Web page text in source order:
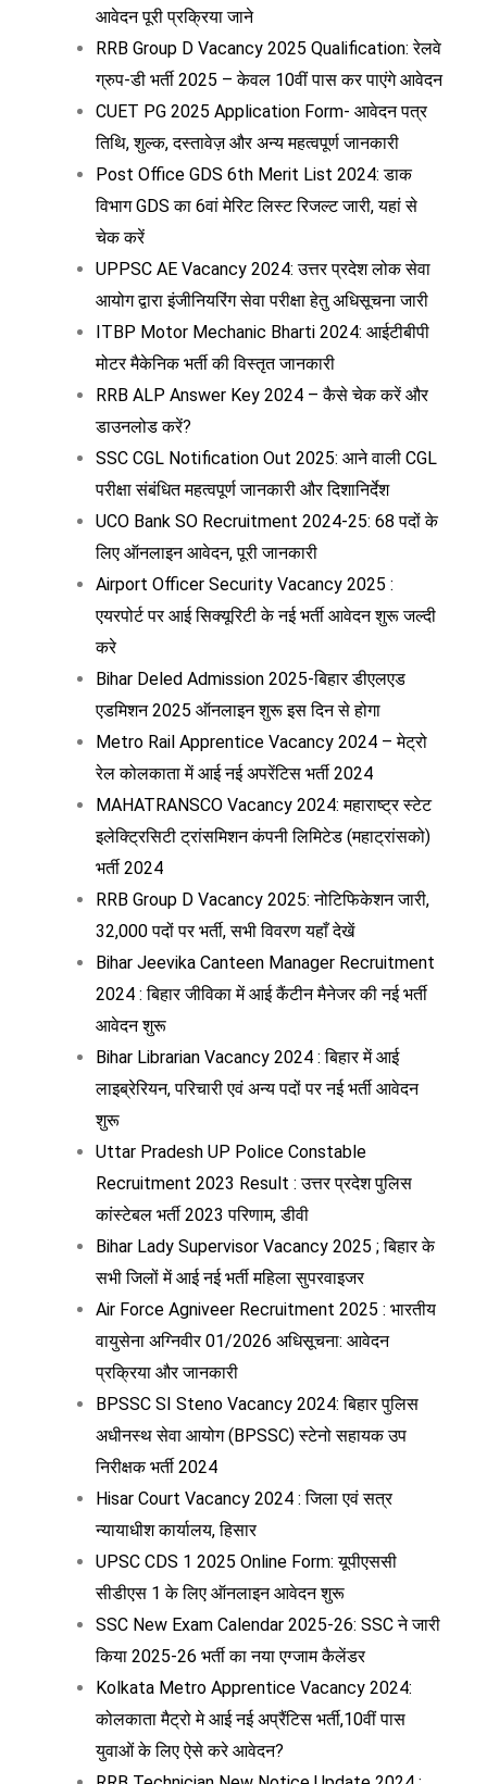
आवेदन पूरी प्रक्रिया जाने
RRB Group D Vacancy 2025 Qualification: रेलवे
ग्रुप-डी भर्ती 2025 – केवल 10वीं पास कर पाएंगे आवेदन
CUET PG 2025 Application Form- आवेदन पत्र
तिथि, शुल्क, दस्तावेज़ और अन्य महत्वपूर्ण जानकारी
Post Office GDS 6th Merit List 2024: डाक
विभाग GDS का 6वां मेरिट लिस्ट रिजल्ट जारी, यहां से
चेक करें
UPPSC AE Vacancy 2024: उत्तर प्रदेश लोक सेवा
आयोग द्वारा इंजीनियरिंग सेवा परीक्षा हेतु अधिसूचना जारी
ITBP Motor Mechanic Bharti 2024: आईटीबीपी
मोटर मैकेनिक भर्ती की विस्तृत जानकारी
RRB ALP Answer Key 2024 – कैसे चेक करें और
डाउनलोड करें?
SSC CGL Notification Out 2025: आने वाली CGL
परीक्षा संबंधित महत्वपूर्ण जानकारी और दिशानिर्देश
UCO Bank SO Recruitment 2024-25: 68 पदों के
लिए ऑनलाइन आवेदन, पूरी जानकारी
Airport Officer Security Vacancy 2025 :
एयरपोर्ट पर आई सिक्यूरिटी के नई भर्ती आवेदन शुरू जल्दी
करे
Bihar Deled Admission 2025-बिहार डीएलएड
एडमिशन 2025 ऑनलाइन शुरू इस दिन से होगा
Metro Rail Apprentice Vacancy 2024 – मेट्रो
रेल कोलकाता में आई नई अपरेंटिस भर्ती 2024
MAHATRANSCO Vacancy 2024: महाराष्ट्र स्टेट
इलेक्ट्रिसिटी ट्रांसमिशन कंपनी लिमिटेड (महाट्रांसको)
भर्ती 2024
RRB Group D Vacancy 2025: नोटिफिकेशन जारी,
32,000 पदों पर भर्ती, सभी विवरण यहाँ देखें
Bihar Jeevika Canteen Manager Recruitment
2024 : बिहार जीविका में आई कैंटीन मैनेजर की नई भर्ती
आवेदन शुरू
Bihar Librarian Vacancy 2024 : बिहार में आई
लाइब्रेरियन, परिचारी एवं अन्य पदों पर नई भर्ती आवेदन
शुरू
Uttar Pradesh UP Police Constable
Recruitment 2023 Result : उत्तर प्रदेश पुलिस
कांस्टेबल भर्ती 2023 परिणाम, डीवी
Bihar Lady Supervisor Vacancy 2025 ; बिहार के
सभी जिलों में आई नई भर्ती महिला सुपरवाइजर
Air Force Agniveer Recruitment 2025 : भारतीय
वायुसेना अग्निवीर 01/2026 अधिसूचना: आवेदन
प्रक्रिया और जानकारी
BPSSC SI Steno Vacancy 2024: बिहार पुलिस
अधीनस्थ सेवा आयोग (BPSSC) स्टेनो सहायक उप
निरीक्षक भर्ती 2024
Hisar Court Vacancy 2024 : जिला एवं सत्र
न्यायाधीश कार्यालय, हिसार
UPSC CDS 1 2025 Online Form: यूपीएससी
सीडीएस 1 के लिए ऑनलाइन आवेदन शुरू
SSC New Exam Calendar 2025-26: SSC ने जारी
किया 2025-26 भर्ती का नया एग्जाम कैलेंडर
Kolkata Metro Apprentice Vacancy 2024:
कोलकाता मैट्रो मे आई नई अप्रैंटिस भर्ती,10वीं पास
युवाओं के लिए ऐसे करे आवेदन?